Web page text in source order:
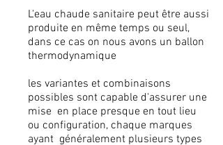
L'eau chaude sanitaire peut être aussi
produite en même temps ou seul,
dans ce cas on nous avons un ballon
thermodynamique
les variantes et combinaisons
possibles sont capable d'assurer une
mise en place presque en tout lieu
ou configuration, chaque marques
ayant généralement plusieurs types